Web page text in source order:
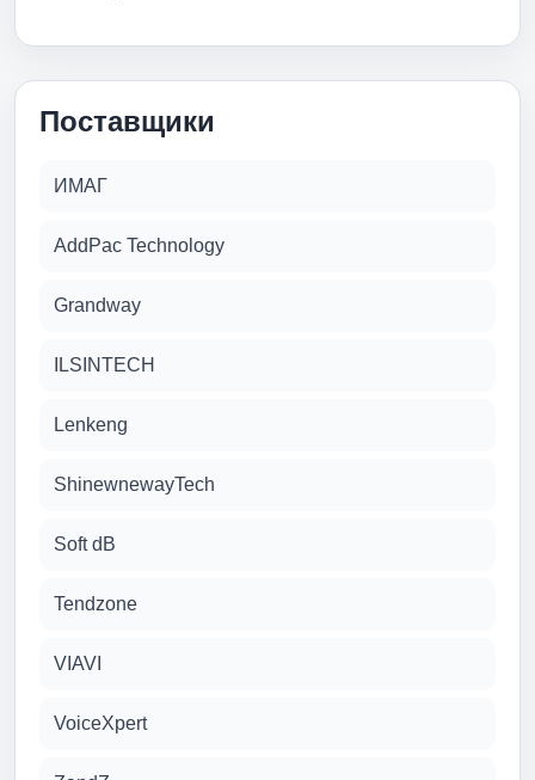
Поставщики
ИМАГ
AddPac Technology
Grandway
ILSINTECH
Lenkeng
ShinewnewayTech
Soft dB
Tendzone
VIAVI
VoiceXpert